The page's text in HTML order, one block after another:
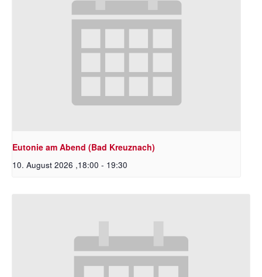
Eutonie am Abend (Bad Kreuznach)
10. August 2026 ,18:00 - 19:30